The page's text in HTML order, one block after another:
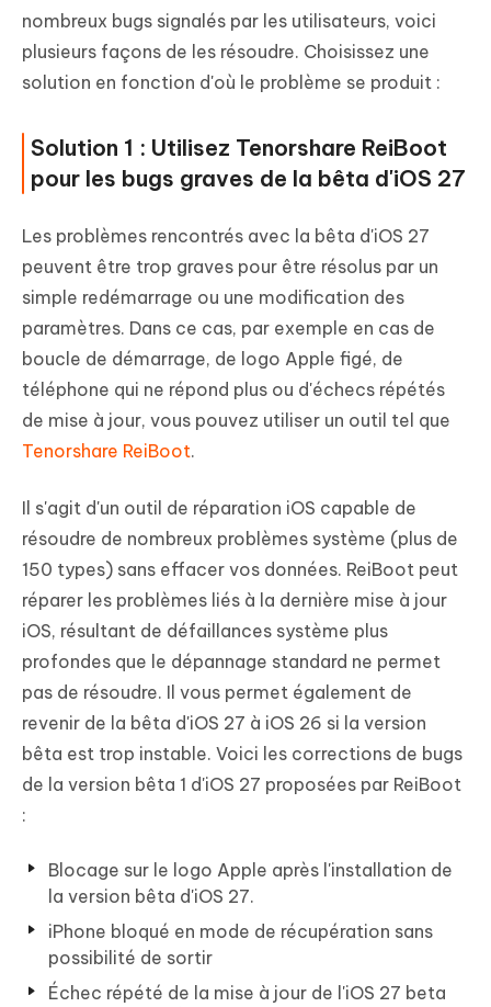
nombreux bugs signalés par les utilisateurs, voici
plusieurs façons de les résoudre. Choisissez une
solution en fonction d'où le problème se produit :
Solution 1 : Utilisez Tenorshare ReiBoot
pour les bugs graves de la bêta d'iOS 27
Les problèmes rencontrés avec la bêta d'iOS 27
peuvent être trop graves pour être résolus par un
simple redémarrage ou une modification des
paramètres. Dans ce cas, par exemple en cas de
boucle de démarrage, de logo Apple figé, de
téléphone qui ne répond plus ou d'échecs répétés
de mise à jour, vous pouvez utiliser un outil tel que
Tenorshare ReiBoot.
Il s'agit d'un outil de réparation iOS capable de
résoudre de nombreux problèmes système (plus de
150 types) sans effacer vos données. ReiBoot peut
réparer les problèmes liés à la dernière mise à jour
iOS, résultant de défaillances système plus
profondes que le dépannage standard ne permet
pas de résoudre. Il vous permet également de
revenir de la bêta d'iOS 27 à iOS 26 si la version
bêta est trop instable. Voici les corrections de bugs
de la version bêta 1 d'iOS 27 proposées par ReiBoot
:
Blocage sur le logo Apple après l'installation de
la version bêta d'iOS 27.
iPhone bloqué en mode de récupération sans
possibilité de sortir
Échec répété de la mise à jour de l'iOS 27 beta